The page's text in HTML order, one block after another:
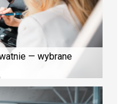
— wybrane